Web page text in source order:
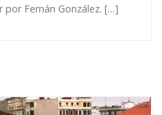
Fernán González. […]